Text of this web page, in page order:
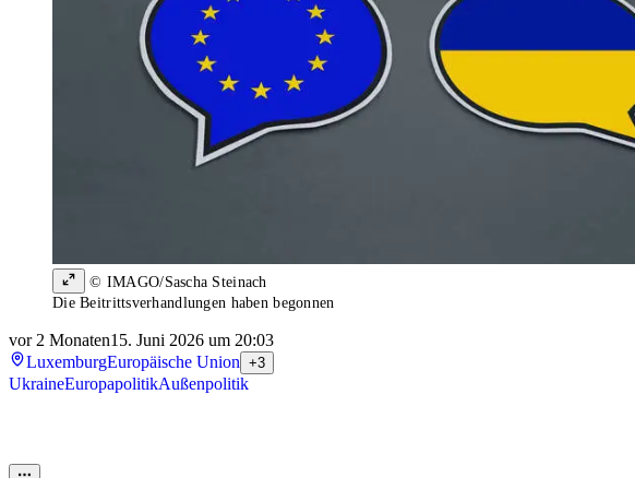
© IMAGO/Sascha Steinach
Die Beitrittsverhandlungen haben begonnen
vor 2 Monaten15. Juni 2026 um 20:03
LuxemburgEuropäische Union +3
UkraineEuropapolitikAußenpolitik